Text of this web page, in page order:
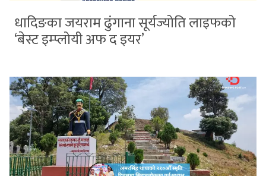
धादिङका जयराम ढुंगाना सूर्यज्योति लाइफको
‘बेस्ट इम्प्लोयी अफ द इयर’